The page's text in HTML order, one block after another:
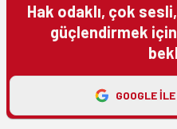
Hak odaklı, çok
güçlendirmek
GOOGLE